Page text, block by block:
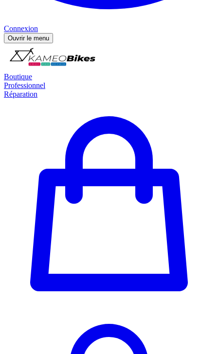
Connexion
Ouvrir le menu
Boutique
Professionnel
Réparation